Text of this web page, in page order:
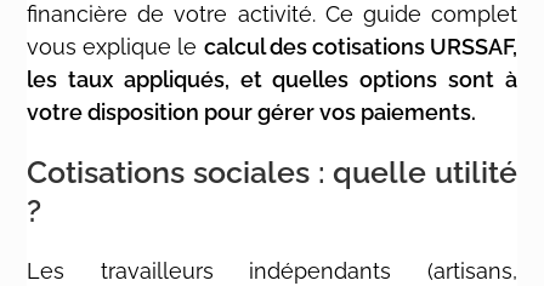
financière de votre activité. Ce guide complet
vous explique le calcul des cotisations URSSAF,
les taux appliqués, et quelles options sont à
votre disposition pour gérer vos paiements.
Cotisations sociales : quelle utilité
?
Les travailleurs indépendants (artisans,